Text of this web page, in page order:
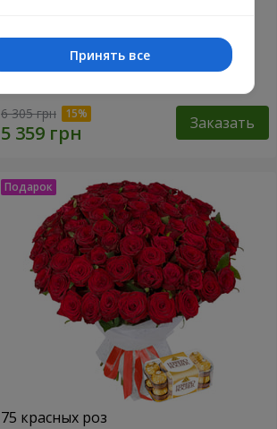
51 белая хризантема
6 305 грн Заказать
75 красных роз
Принять все